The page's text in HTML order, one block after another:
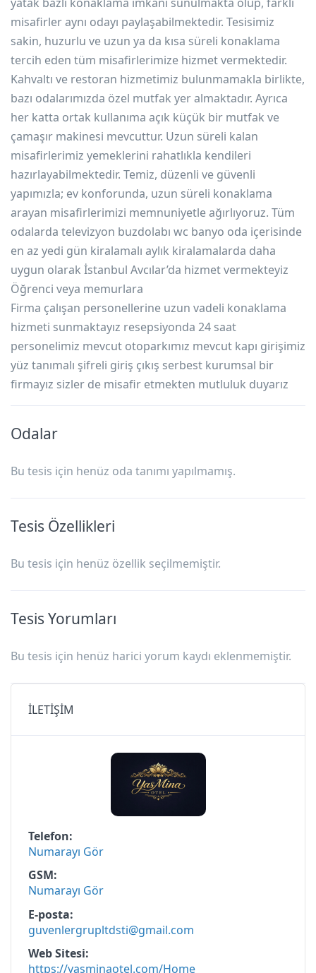
misafirler aynı odayı paylaşabilmektedir. Tesisimiz
sakin, huzurlu ve uzun ya da kısa süreli konaklama
tercih eden tüm misafirlerimize hizmet vermektedir.
Kahvaltı ve restoran hizmetimiz bulunmamakla birlikte,
bazı odalarımızda özel mutfak yer almaktadır. Ayrıca
her katta ortak kullanıma açık küçük bir mutfak ve
çamaşır makinesi mevcuttur. Uzun süreli kalan
misafirlerimiz yemeklerini rahatlıkla kendileri
hazırlayabilmektedir. Temiz, düzenli ve güvenli
yapımızla; ev konforunda, uzun süreli konaklama
arayan misafirlerimizi memnuniyetle ağırlıyoruz. Tüm
odalarda televizyon buzdolabı wc banyo oda içerisinde
en az yedi gün kiralamalı aylık kiralamalarda daha
uygun olarak İstanbul Avcılar’da hizmet vermekteyiz
Öğrenci veya memurlara
Firma çalışan personellerine uzun vadeli konaklama
hizmeti sunmaktayız resepsiyonda 24 saat
personelimiz mevcut otoparkımız mevcut kapı girişimiz
yüz tanımalı şifreli giriş çıkış serbest kurumsal bir
firmayız sizler de misafir etmekten mutluluk duyarız
Odalar
Bu tesis için henüz oda tanımı yapılmamış.
Tesis Özellikleri
Bu tesis için henüz özellik seçilmemiştir.
Tesis Yorumları
Bu tesis için henüz harici yorum kaydı eklenmemiştir.
İLETİŞİM
Telefon
Numarayı Gör
GSM
Numarayı Gör
E-posta
guvenlergrupltdsti@gmail.com
Web Sitesi
https://yasminaotel.com/Home